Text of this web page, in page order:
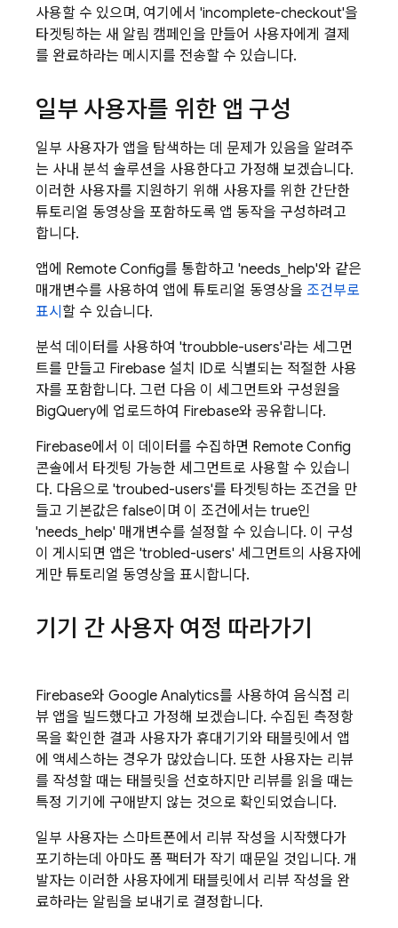
사용할 수 있으며, 여기에서 'incomplete-checkout'을
타겟팅하는 새 알림 캠페인을 만들어 사용자에게 결제
를 완료하라는 메시지를 전송할 수 있습니다.
일부 사용자를 위한 앱 구성
일부 사용자가 앱을 탐색하는 데 문제가 있음을 알려주
는 사내 분석 솔루션을 사용한다고 가정해 보겠습니다.
이러한 사용자를 지원하기 위해 사용자를 위한 간단한
튜토리얼 동영상을 포함하도록 앱 동작을 구성하려고
합니다.
앱에 Remote Config를 통합하고 'needs_help'와 같은
매개변수를 사용하여 앱에 튜토리얼 동영상을 조건부로
표시 할 수 있습니다.
분석 데이터를 사용하여 'troubble-users'라는 세그먼
트를 만들고 Firebase 설치 ID로 식별되는 적절한 사용
자를 포함합니다. 그런 다음 이 세그먼트와 구성원을
BigQuery에 업로드하여 Firebase와 공유합니다.
Firebase에서 이 데이터를 수집하면 Remote Config
콘솔에서 타겟팅 가능한 세그먼트로 사용할 수 있습니
다. 다음으로 'troubed-users'를 타겟팅하는 조건을 만
들고 기본값은 false이며 이 조건에서는 true인
'needs_help' 매개변수를 설정할 수 있습니다. 이 구성
이 게시되면 앱은 'trobled-users' 세그먼트의 사용자에
게만 튜토리얼 동영상을 표시합니다.
기기 간 사용자 여정 따라가기
Firebase와 Google Analytics를 사용하여 음식점 리
뷰 앱을 빌드했다고 가정해 보겠습니다. 수집된 측정항
목을 확인한 결과 사용자가 휴대기기와 태블릿에서 앱
에 액세스하는 경우가 많았습니다. 또한 사용자는 리뷰
를 작성할 때는 태블릿을 선호하지만 리뷰를 읽을 때는
특정 기기에 구애받지 않는 것으로 확인되었습니다.
일부 사용자는 스마트폰에서 리뷰 작성을 시작했다가
포기하는데 아마도 폼 팩터가 작기 때문일 것입니다. 개
발자는 이러한 사용자에게 태블릿에서 리뷰 작성을 완
료하라는 알림을 보내기로 결정합니다.